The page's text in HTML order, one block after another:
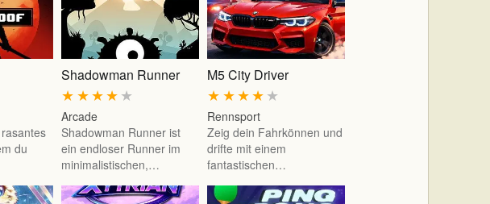
du
Shadowman Runner
★
★
★
★
★
Arcade
Shadowman Runner ist
ein endloser Runner im
minimalistischen,…
M5 City Driver
★
★
★
★
★
Rennsport
Zeig dein Fahrkönnen und
drifte mit einem
fantastischen…